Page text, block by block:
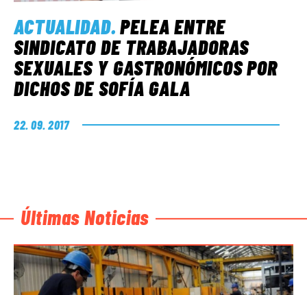
ACTUALIDAD.PELEA ENTRE
SINDICATO DE TRABAJADORAS
SEXUALES Y GASTRONÓMICOS POR
DICHOS DE SOFÍA GALA
22. 09. 2017
Últimas Noticias